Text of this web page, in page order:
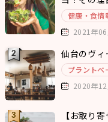
健康・食情
2021年
仙台のヴ
プラントベ
2020年
【お取り